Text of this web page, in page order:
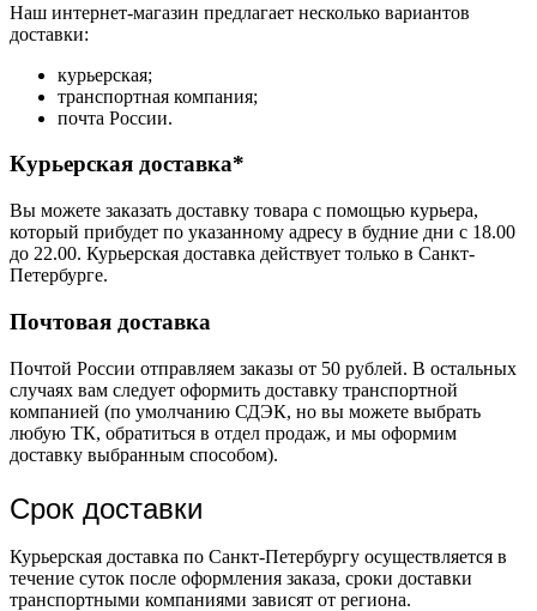
Наш интернет-магазин предлагает несколько вариантов
доставки:
курьерская;
транспортная компания;
почта России.
Курьерская доставка*
Вы можете заказать доставку товара с помощью курьера,
который прибудет по указанному адресу в будние дни с 18.00
до 22.00. Курьерская доставка действует только в Санкт-
Петербурге.
Почтовая доставка
Почтой России отправляем заказы от 50 рублей. В остальных
случаях вам следует оформить доставку транспортной
компанией (по умолчанию СДЭК, но вы можете выбрать
любую ТК, обратиться в отдел продаж, и мы оформим
доставку выбранным способом).
Срок доставки
Курьерская доставка по Санкт-Петербургу осуществляется в
течение суток после оформления заказа, сроки доставки
транспортными компаниями зависят от региона.